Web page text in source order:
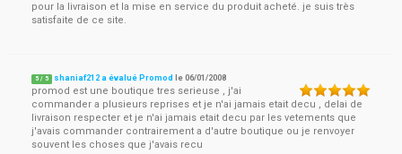
pour la livraison et la mise en service du produit acheté. je suis très
satisfaite de ce site.
5 / 5 shaniaf212 a évalué Promod le06/01/2008
promod est une boutique tres serieuse , j'ai
commander a plusieurs reprises et je n'ai jamais etait decu , delai de
livraison respecter et je n'ai jamais etait decu par les vetements que
j'avais commander contrairement a d'autre boutique ou je renvoyer
souvent les choses que j'avais recu